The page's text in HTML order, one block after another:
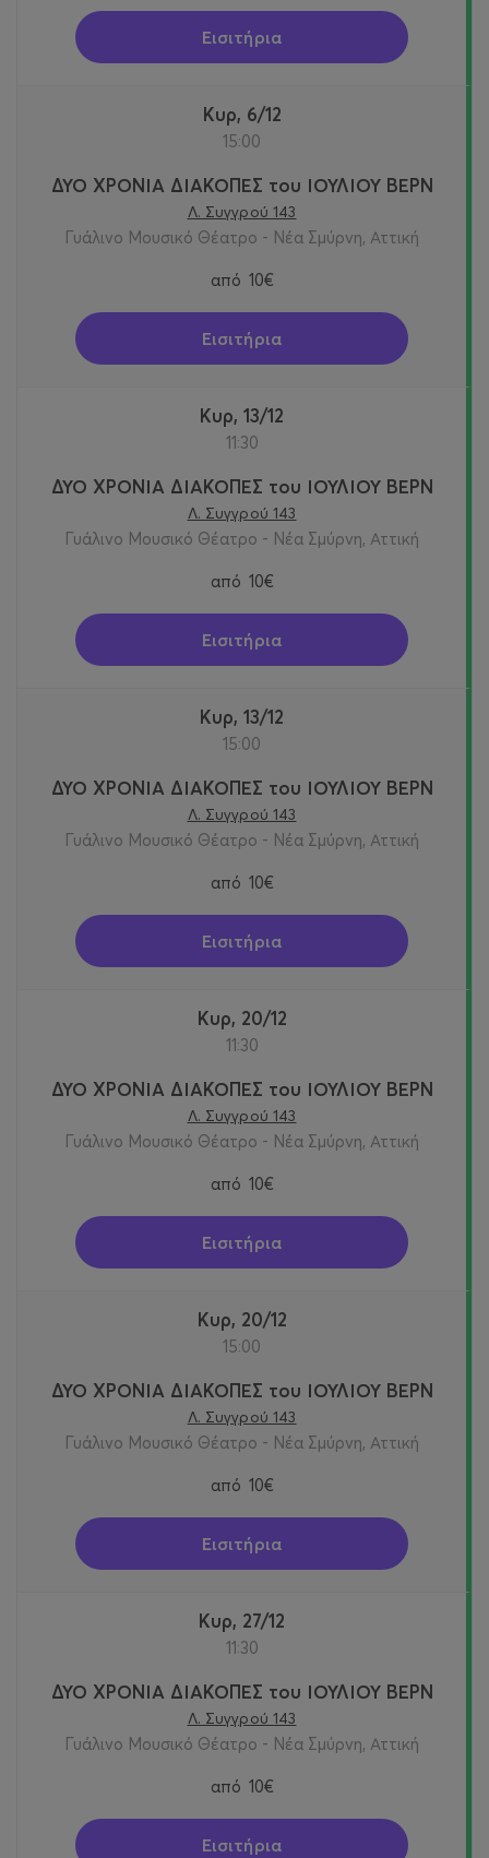
Εισιτήρια
Κυρ, 6/12
15:00
ΔΥΟ ΧΡΟΝΙΑ ΔΙΑΚΟΠΕΣ του ΙΟΥΛΙΟΥ ΒΕΡΝ
Λ. Συγγρού 143
Γυάλινο Μουσικό Θέατρο - Νέα Σμύρνη, Αττική
από 10€
Εισιτήρια
Κυρ, 13/12
11:30
ΔΥΟ ΧΡΟΝΙΑ ΔΙΑΚΟΠΕΣ του ΙΟΥΛΙΟΥ ΒΕΡΝ
Λ. Συγγρού 143
Γυάλινο Μουσικό Θέατρο - Νέα Σμύρνη, Αττική
από 10€
Εισιτήρια
Κυρ, 13/12
15:00
ΔΥΟ ΧΡΟΝΙΑ ΔΙΑΚΟΠΕΣ του ΙΟΥΛΙΟΥ ΒΕΡΝ
Λ. Συγγρού 143
Γυάλινο Μουσικό Θέατρο - Νέα Σμύρνη, Αττική
από 10€
Εισιτήρια
Κυρ, 20/12
11:30
ΔΥΟ ΧΡΟΝΙΑ ΔΙΑΚΟΠΕΣ του ΙΟΥΛΙΟΥ ΒΕΡΝ
Λ. Συγγρού 143
Γυάλινο Μουσικό Θέατρο - Νέα Σμύρνη, Αττική
από 10€
Εισιτήρια
Κυρ, 20/12
15:00
ΔΥΟ ΧΡΟΝΙΑ ΔΙΑΚΟΠΕΣ του ΙΟΥΛΙΟΥ ΒΕΡΝ
Λ. Συγγρού 143
Γυάλινο Μουσικό Θέατρο - Νέα Σμύρνη, Αττική
από 10€
Εισιτήρια
Κυρ, 27/12
11:30
ΔΥΟ ΧΡΟΝΙΑ ΔΙΑΚΟΠΕΣ του ΙΟΥΛΙΟΥ ΒΕΡΝ
Λ. Συγγρού 143
Γυάλινο Μουσικό Θέατρο - Νέα Σμύρνη, Αττική
από 10€
Εισιτήρια